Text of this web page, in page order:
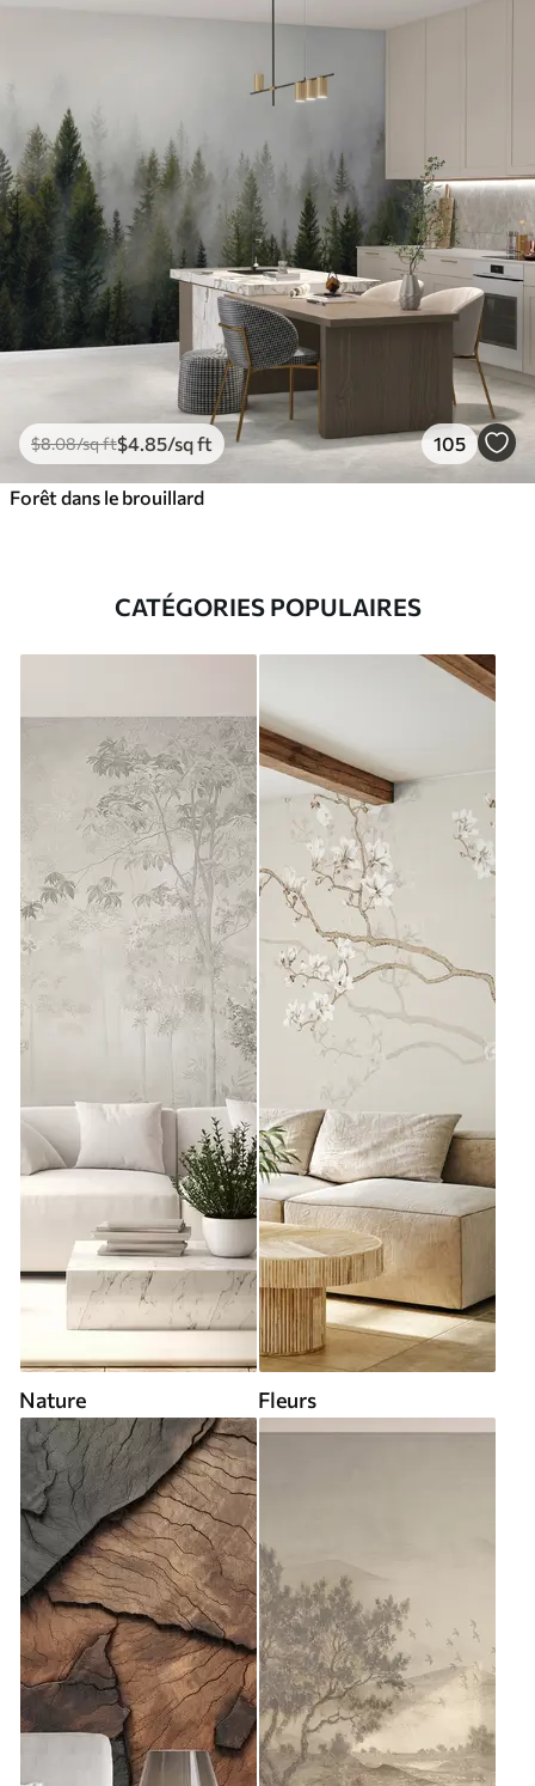
$8.08/sq ft$4 .85/sq ft 105
Forêt dans le brouillard
CATÉGORIES POPULAIRES
Nature Fleurs